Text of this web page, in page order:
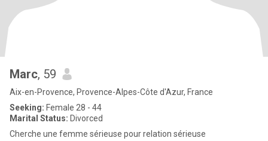
Marc, 59
Aix-en-Provence, Provence-Alpes-Côte d'Azur, France
Seeking: Female 28 - 44
Marital Status: Divorced
Cherche une femme sérieuse pour relation sérieuse